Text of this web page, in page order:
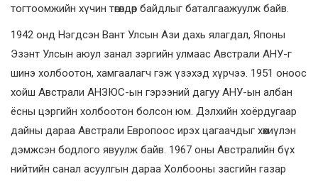
тогтоомжийн хүчин төгөлдөр байдлыг баталгаажуулж байв.
1942 онд Нэгдсэн Вант Улсын Ази дахь ялагдал, Японы
Эзэнт Улсын аюул занал зэргийн улмаас Австрали АНУ-г
шинэ холбоотон, хамгаалагч гэж үзэхэд хүрчээ. 1951 оноос
хойш Австрали АНЗЮС-ын гэрээний дагуу АНУ-ын албан
ёсны цэргийн холбоотон болсон юм. Дэлхийн хоёрдугаар
дайны дараа Австрали Европоос ирэх цагаачдыг хөхиүлэн
дэмжсэн бодлого явуулж байв. 1967 оны Австралийн бүх
нийтийн санал асуулгын дараа Холбооны засгийн газар